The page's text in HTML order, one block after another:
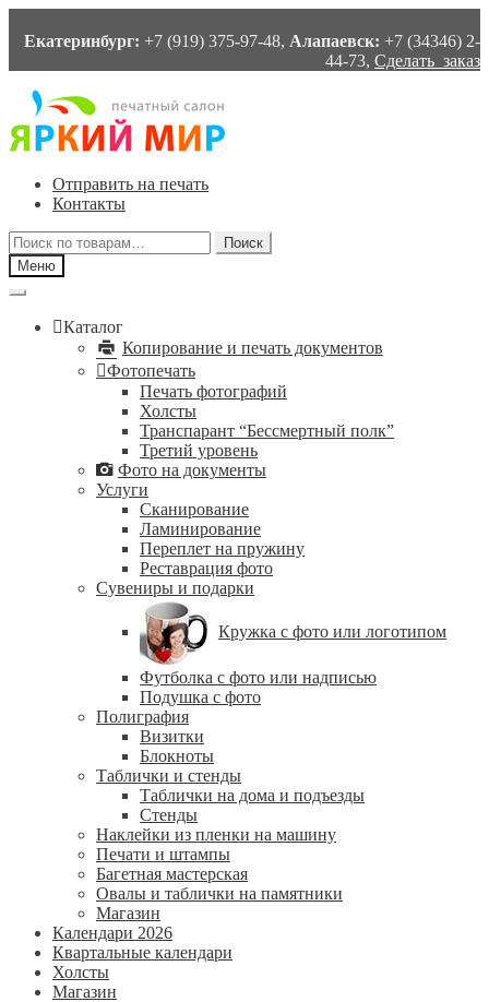
Екатеринбург: +7 (919) 375-97-48, Алапаевск: +7 (34346) 2-
44-73, Сделать заказ
Перейти
навигации
Перейти
содержимому
Отправить на печать
Контакты
Искать:
Поиск
Меню
Каталог
Копирование и печать документов
Фотопечать
Печать фотографий
Холсты
Транспарант “Бессмертный полк”
Третий уровень
Фото на документы
Услуги
Сканирование
Ламинирование
Переплет на пружину
Реставрация фото
Сувениры и подарки
Кружка с фото или логотипом
Футболка с фото или надписью
Подушка с фото
Полиграфия
Визитки
Блокноты
Таблички и стенды
Таблички на дома и подъезды
Стенды
Наклейки из пленки на машину
Печати и штампы
Багетная мастерская
Овалы и таблички на памятники
Магазин
Календари 2026
Квартальные календари
Холсты
Магазин